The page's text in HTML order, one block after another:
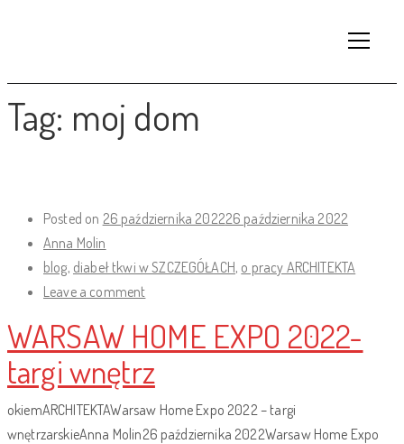
Tag: moj dom
Posted on 26 października 202226 października 2022
Anna Molin
blog, diabeł tkwi w SZCZEGÓŁACH, o pracy ARCHITEKTA
Leave a comment
WARSAW HOME EXPO 2022-
targi wnętrz
okiemARCHITEKTAWarsaw Home Expo 2022 – targi
wnętrzarskieAnna Molin26 października 2022Warsaw Home Expo